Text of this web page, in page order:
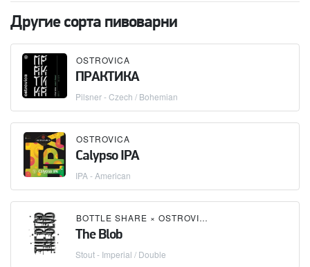
Другие сорта пивоварни
OSTROVICA
ПРАКТИКА
Pilsner - Czech / Bohemian
OSTROVICA
Calypso IPA
IPA - American
BOTTLE SHARE × OSTROVICA
The Blob
Stout - Imperial / Double